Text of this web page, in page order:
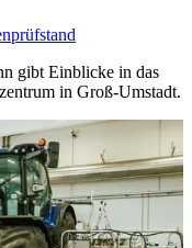
gibt Einblicke in das
in Groß-Umstadt.